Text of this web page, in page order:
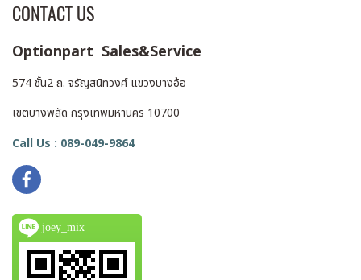
CONTACT US
Optionpart Sales&Service
574 ชั้น2 ถ. จรัญสนิทวงศ์ แขวงบางอ้อ
เขตบางพลัด กรุงเทพมหานคร 10700
Call Us : 089-049-9864
joey_mix